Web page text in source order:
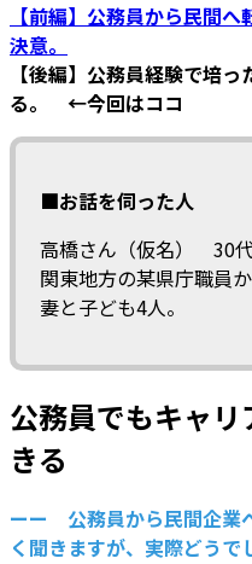
【前編】公務員から民間
決意。
【後編】公務員経験で培
る。 ←今回はココ
■お話を伺った人
高橋さん（仮名） 30
関東地方の某県庁職員
妻と子ども4人。
公務員でもキャ
きる
ーー 公務員から民間企業
く聞きますが、実際どうで